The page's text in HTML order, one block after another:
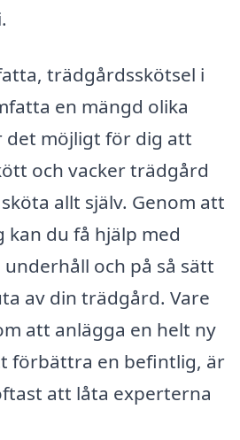
trädgårdsskötsel i
en mängd olika
det möjligt för dig att
och vacker trädgård
allt själv. Genom att
du få hjälp med
och på så sätt
av din trädgård. Vare
att anlägga en helt ny
förbättra en befintlig, är
att låta experterna